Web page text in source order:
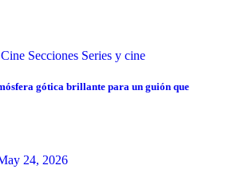
Cine Secciones Series y cine
gótica brillante para un guión que
24, 2026